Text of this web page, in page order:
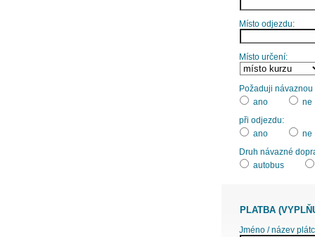
Místo odjezdu:
Místo určení:
Požaduji
ano
ne
při odjezdu:
ano
ne
Druh návazné
autobus
PLATBA
Jméno / název